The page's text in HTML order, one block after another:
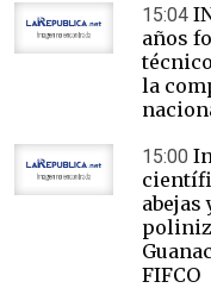
15:04
años
la
15:00
abejas
FIFCO